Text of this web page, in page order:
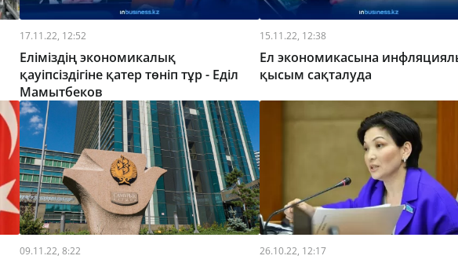
17.11.22, 12:52
Еліміздің экономикалық
қауіпсіздігіне қатер төніп тұр - Еділ
Мамытбеков
15.11.22, 12:38
Ел экономикасына
қысым сақталуда
09.11.22, 8:22 26.10.22, 12:17